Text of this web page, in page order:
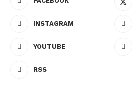
INSTAGRAM
YOUTUBE
RSS